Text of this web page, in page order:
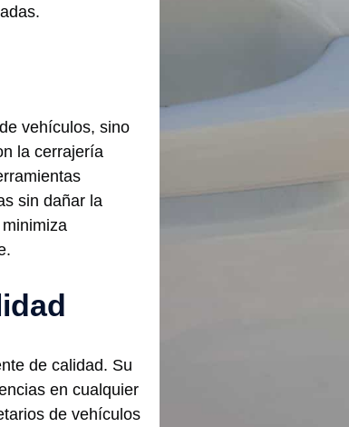
vehículos, sino
la cerrajería
sin dañar la
de calidad. Su
en cualquier
de vehículos